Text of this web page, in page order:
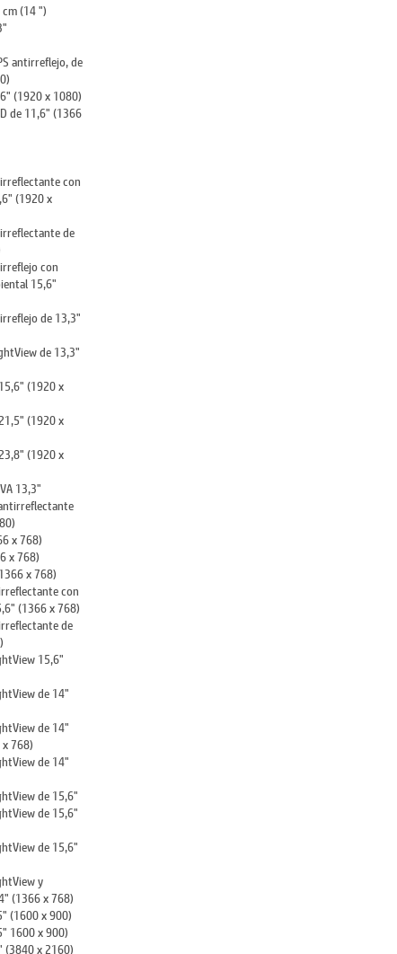
(14 ")
antirreflejo, de
(1920 x 1080)
de 11,6" (1366
con
(1920 x
de
con
15,6"
de 13,3"
de 13,3"
(1920 x
(1920 x
(1920 x
13,3"
antirreflectante
x 768)
x 768)
x 768)
con
(1366 x 768)
de
15,6"
de 14"
de 14"
768)
de 14"
de 15,6"
de 15,6"
de 15,6"
y
(1366 x 768)
(1600 x 900)
1600 x 900)
(3840 x 2160)